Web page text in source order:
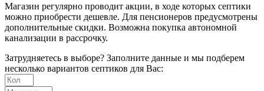
Магазин регулярно проводит акции, в ходе которых септики
можно приобрести дешевле. Для пенсионеров предусмотрены
дополнительные скидки. Возможна покупка автономной
канализации в рассрочку.
Затрудняетесь в выборе? Заполните данные и мы подберем
несколько вариантов септиков для Вас: